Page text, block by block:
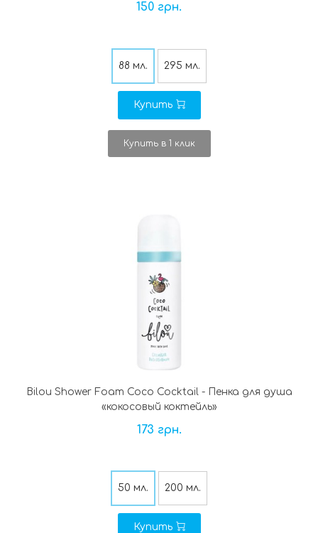
150 грн.
88 мл. 295 мл.
Купить
Купить в 1 клик
Bilou Shower Foam Coco Cocktail - Пенка для душа
«кокосовый коктейль»
173 грн.
50 мл. 200 мл.
Купить